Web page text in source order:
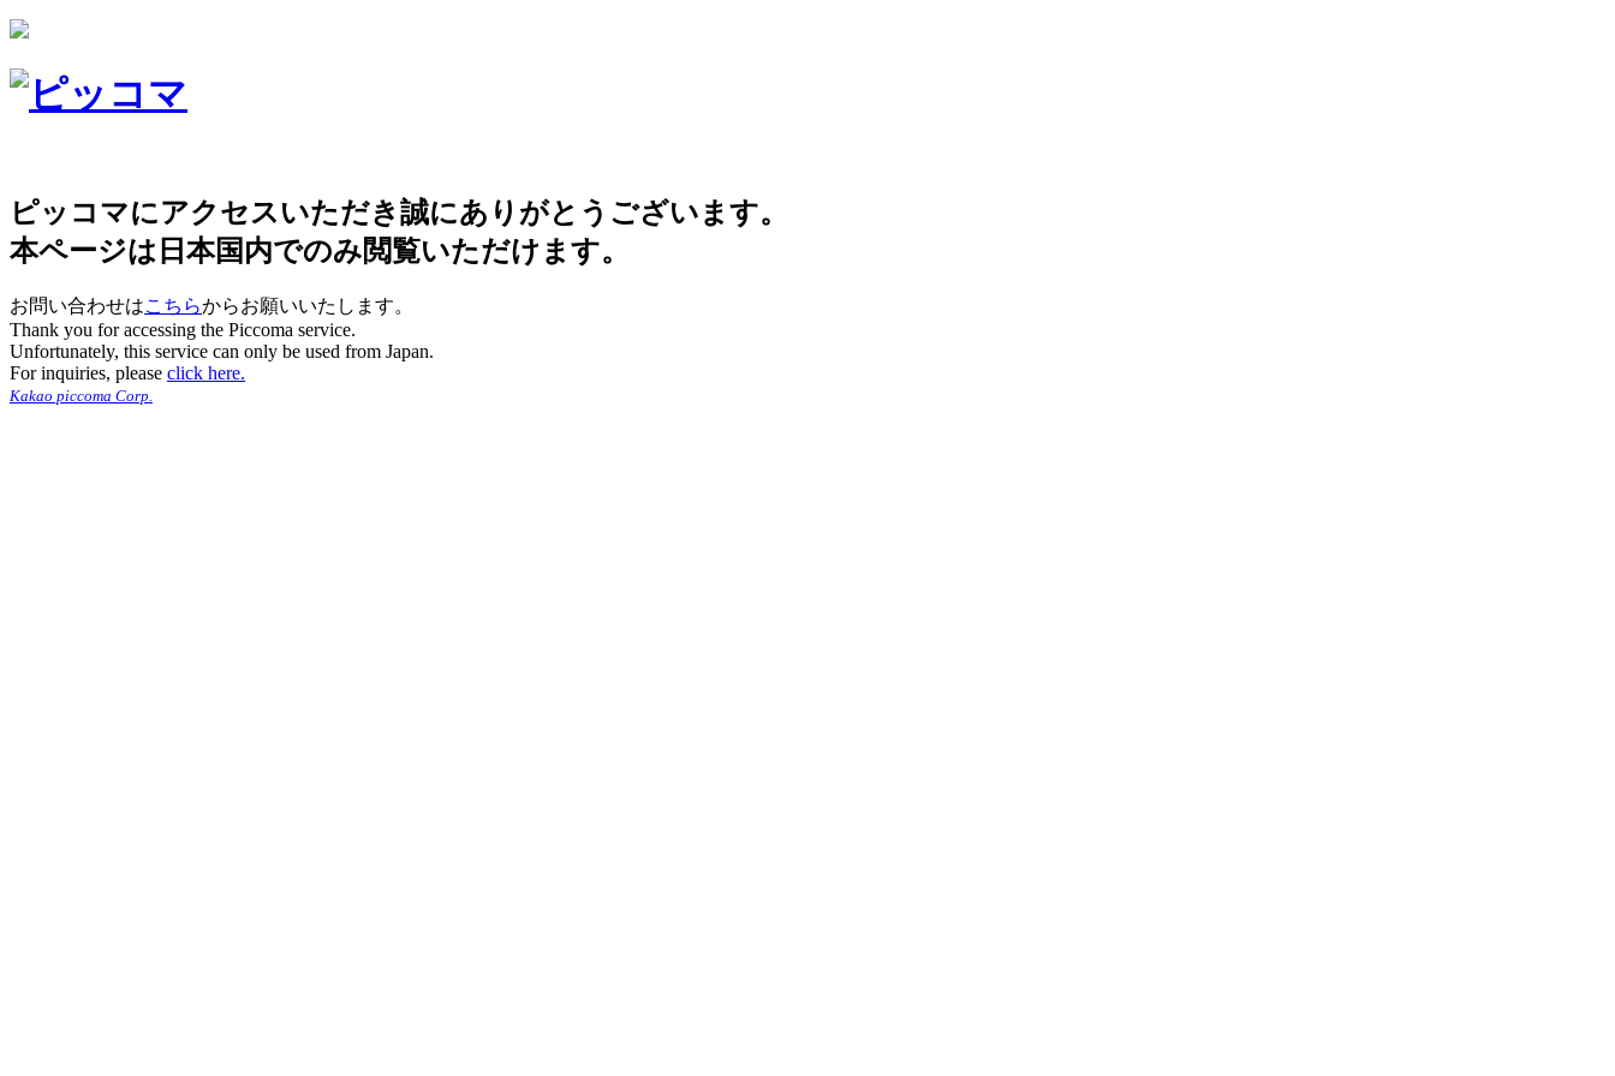
ピッコマにアクセスいただき誠にありがとうございます。
本ページは日本国内でのみ閲覧いただけます。
お問い合わせはこちらからお願いいたします。
Thank you for accessing the Piccoma service.
Unfortunately, this service can only be used from Japan.
For inquiries, please click here.
Kakao piccoma Corp.